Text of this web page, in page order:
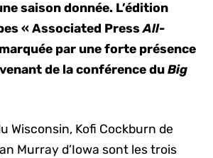
saison donnée. L’édition
« Associated PressAll-
par une forte présence
de la conférence duBig
Wisconsin, Kofi Cockburn de
Murray d’Iowa sont les trois